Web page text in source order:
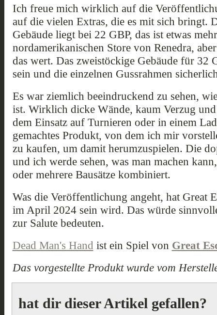
Ich freue mich wirklich auf die
auf die vielen Extras, die es mit sich bringt.
Gebäude liegt bei 22 GBP, das ist etwas
nordamerikanischen Store von Renedra,
das wert. Das zweistöckige Gebäude für 32
sein und die einzelnen Gussrahmen
Es war ziemlich beeindruckend zu sehen,
ist. Wirklich dicke Wände, kaum Verzug
dem Einsatz auf Turnieren oder in einem
gemachtes Produkt, von dem ich mir
zu kaufen, um damit herumzuspielen. Die
und ich werde sehen, was man machen
oder mehrere Bausätze kombiniert.
Was die Veröffentlichung angeht, hat Great
im April 2024 sein wird. Das würde
zur Salute bedeuten.
Dead Man's Hand ist ein Spiel von Great
Das vorgestellte Produkt wurde vom
hat dir dieser Artikel gefallen?